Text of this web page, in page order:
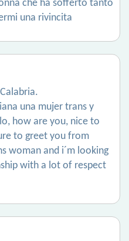
che ha sofferto tanto
una rivincita
una mujer trans y
how are you, nice to
to greet you from
woman and i´m looking
with a lot of respect